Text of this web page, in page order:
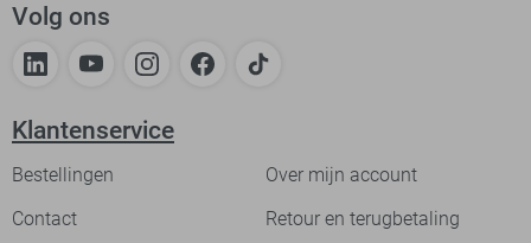
Volg ons
Klantenservice
Bestellingen
Over mijn account
Contact
Retour en terugbetaling